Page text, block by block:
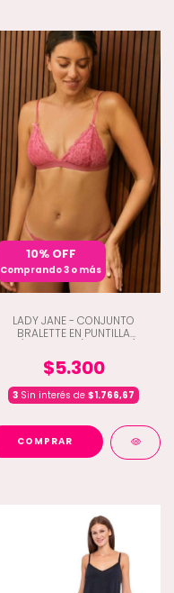
10% OFF
Comprando 3 o más
LADY JANE - CONJUNTO
BRALETTE EN PUNTILLA
$5.300
3 Sin interés de $1.766,67
COMPRAR